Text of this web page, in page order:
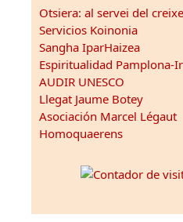
Otsiera: al servei del
Servicios Koinonia
Sangha IparHaizea
Espiritualidad Pamplona-
AUDIR UNESCO
Llegat Jaume Botey
Asociación Marcel Légaut
Homoquaerens